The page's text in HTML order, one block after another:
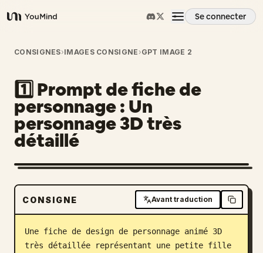
YouMind
Se connecter
Aperçu
Cas d'usage
Compétences
Invites
Tarifs
Télécharger
CONSIGNES›IMAGES CONSIGNE ›GPT IMAGE 2
1️⃣ Prompt de fiche de
personnage : Un
personnage 3D très
détaillé
CONSIGNE Avant traduction
Une fiche de design de personnage animé 3D
très détaillée représentant une petite fille